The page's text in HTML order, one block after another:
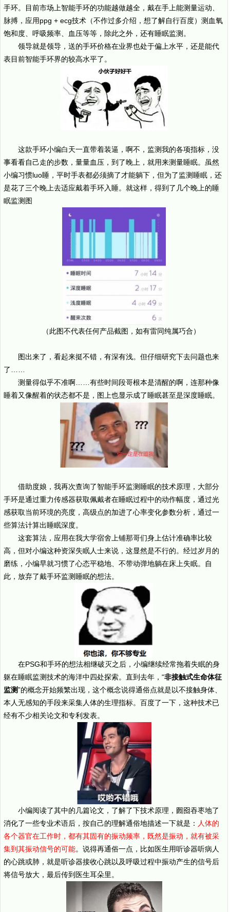
手环。目前市场上智能手环的功能越做越全，戴在手上能测量运动、
脉搏，应用ppg + ecg技术（不作过多介绍，想了解自行百度）测血氧
饱和度、呼吸频率、血压等等，除此之外，还有睡眠监测。
领导就是领导，送的手环价格在业界也处于偏上水平，还是能代
表目前智能手环界的较高水平了。
这款手环小编白天一直带着装逼，啊不，监测我的各项指标，没
事看看自己走的步数，量量血压，到了晚上，就用来测量睡眠。虽然
小编习惯luo睡，平时手表都必须摘了才能躺下，但为了监测睡眠，还
是花了三个晚上去适应戴着手环入睡。就这样，得到了几个晚上的睡
眠监测图
（此图不代表任何产品截图，如有雷同纯属巧合）
图出来了，看起来挺不错，有深有浅。但仔细研究下去问题也来
了……
测量得似乎不准啊……有些时间段哥根本是清醒的啊，连那种像
睡着又像醒着的状态都不是，图上也显示成了睡眠甚至是深度睡眠。
借助度娘，我再次查询了智能手环监测睡眠的技术原理，大部分
手环是通过重力传感器获取佩戴者在睡眠过程中的动作幅度，通过光
感获取当前环境的亮度，高级点的加进了心率变化参数分析，通过一
些算法计算出睡眠深度。
这套算法，应用在我大学宿舍上铺那哥们身上估计准确率比较
高，但对小编这种资深失眠人士来说，这显然是不行的。经过岁月的
磨练，小编早就习惯了心态平稳地、不带动弹地躺在床上失眠。自
此，放弃了戴手环监测睡眠的想法。
在PSG和手环的想法相继破灭之后，小编继续经常拖着失眠的身
躯在睡眠监测技术的海洋中四处探索。直到去年，“非接触式生命体征
监测”的概念开始频繁出现，这个概念说得通俗点就是以不接触身体、
本人无感知的手段来采集人体的生理指标。百度了一下，这种技术已
经有不少相关论文和专利发表。
小编阅读了其中的几篇论文，了解了下技术原理，囫囵吞枣地了
消化了一些专业术语后，按自己的理解通俗地描述一下就是： 人体的
各个器官在工作时，都有其固有的振动频率，既然是振动，就有被采
集到其振动信号的可能。说得再通俗一点，比如医生用听诊器听病人
的心跳或肺，就是听诊器接收心跳以及呼吸过程中振动产生的信号后
将信号放大，最后传到医生耳朵里。